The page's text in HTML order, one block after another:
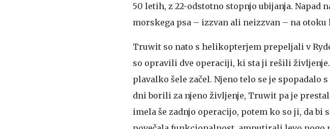
50 letih, z 22-odstotno stopnjo ubijanja. Napad
morskega psa – izzvan ali neizzvan – na otoku
Truwit so nato s helikopterjem prepeljali v
so opravili dve operaciji, ki sta ji rešili
plavalko šele začel. Njeno telo se je
dni borili za njeno življenje, Truwit pa je
imela še zadnjo operacijo, potem ko so ji, da